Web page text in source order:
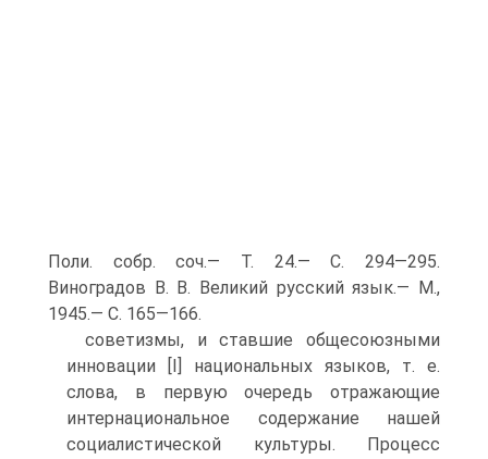
Поли. собр. соч.— Т. 24.— С. 294—295.
Виноградов В. В. Великий русский язык.— М.,
1945.— С. 165—166.
советизмы, и ставшие общесоюзными
инновации [I] национальных языков, т. е.
слова, в первую очередь отражающие
интернациональное содержание нашей
социалистической культуры. Процесс